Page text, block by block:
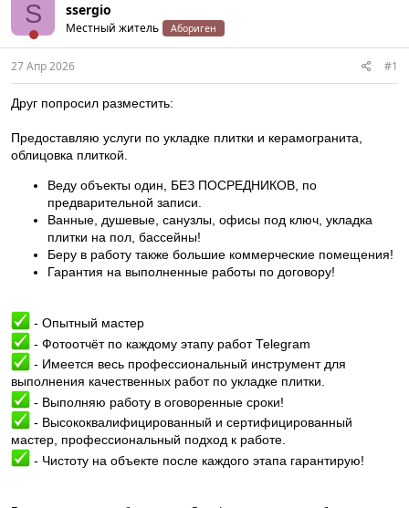
S ssergio
Местный житель Абориген
27 Апр 2026 #1
Друг попросил разместить:
Предоставляю услуги по укладке плитки и керамогранита,
облицовка плиткой.
Веду объекты один, БЕЗ ПОСРЕДНИКОВ, по
предварительной записи.
Ванные, душевые, санузлы, офисы под ключ, укладка
плитки на пол, бассейны!
Беру в работу также большие коммерческие помещения!
Гарантия на выполненные работы по договору!
- Опытный мастер
- Фотоотчёт по каждому этапу работ Теlеgrаm
- Имеется весь профессиональный инструмент для
выполнения качественных работ по укладке плитки.
- Выполняю работу в оговоренные сроки!
- Высококвалифицированный и сертифицированный
мастер, профессиональный подход к работе.
- Чистоту на объекте после каждого этапа гарантирую!